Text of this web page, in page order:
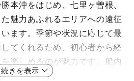
本沖をはじめ、七里ヶ曽根、
魅力あふれるエリアへの遠征
ます。季節や状況に応じて最
てくれるため、初心者から経
楽しめるのが魅力です。船内
暖房、エアコン2台に加え、
続きを表示